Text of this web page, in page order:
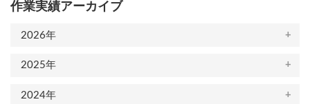
作業実績アーカイブ
2026年
2025年
2024年